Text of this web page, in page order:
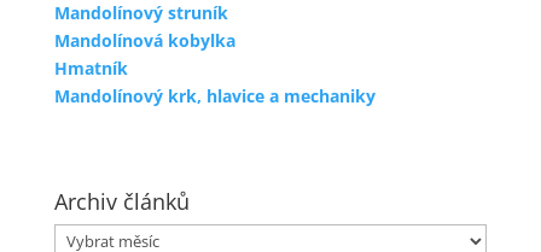
Mandolínový struník
Mandolínová kobylka
Hmatník
Mandolínový krk, hlavice a mechaniky
Archiv článků
Archiv